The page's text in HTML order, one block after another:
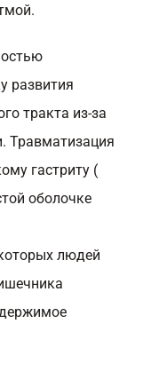
развития
тракта из-за
Травматизация
гастриту (
оболочке
людей